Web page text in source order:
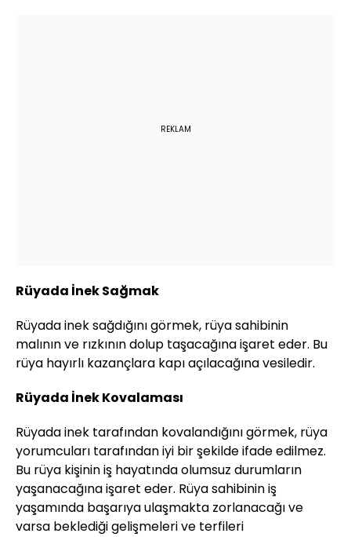
REKLAM
Rüyada İnek Sağmak
Rüyada inek sağdığını görmek, rüya sahibinin
malının ve rızkının dolup taşacağına işaret eder. Bu
rüya hayırlı kazançlara kapı açılacağına vesiledir.
Rüyada İnek Kovalaması
Rüyada inek tarafından kovalandığını görmek, rüya
yorumcuları tarafından iyi bir şekilde ifade edilmez.
Bu rüya kişinin iş hayatında olumsuz durumların
yaşanacağına işaret eder. Rüya sahibinin iş
yaşamında başarıya ulaşmakta zorlanacağı ve
varsa beklediği gelişmeleri ve terfileri